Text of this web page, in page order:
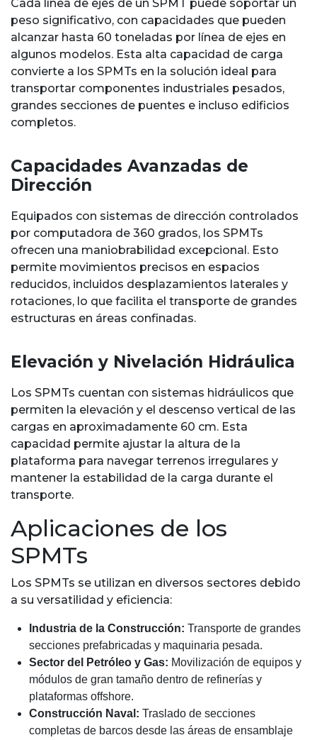
Cada línea de ejes de un SPMT puede soportar un
peso significativo, con capacidades que pueden
alcanzar hasta 60 toneladas por línea de ejes en
algunos modelos. Esta alta capacidad de carga
convierte a los SPMTs en la solución ideal para
transportar componentes industriales pesados,
grandes secciones de puentes e incluso edificios
completos.
Capacidades Avanzadas de
Dirección
Equipados con sistemas de dirección controlados
por computadora de 360 grados, los SPMTs
ofrecen una maniobrabilidad excepcional. Esto
permite movimientos precisos en espacios
reducidos, incluidos desplazamientos laterales y
rotaciones, lo que facilita el transporte de grandes
estructuras en áreas confinadas.
Elevación y Nivelación Hidráulica
Los SPMTs cuentan con sistemas hidráulicos que
permiten la elevación y el descenso vertical de las
cargas en aproximadamente 60 cm. Esta
capacidad permite ajustar la altura de la
plataforma para navegar terrenos irregulares y
mantener la estabilidad de la carga durante el
transporte.
Aplicaciones de los
SPMTs
Los SPMTs se utilizan en diversos sectores debido
a su versatilidad y eficiencia:
Industria de la Construcción: Transporte de grandes
secciones prefabricadas y maquinaria pesada.
Sector del Petróleo y Gas: Movilización de equipos y
módulos de gran tamaño dentro de refinerías y
plataformas offshore.
Construcción Naval: Traslado de secciones
completas de barcos desde las áreas de ensamblaje